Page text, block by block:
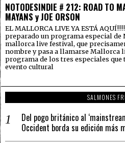
NOTODESINDIE # 212: ROAD TO
MAYANS y JOE ORSON
EL MALLORCA LIVE YA ESTÁ
preparado un programa especial de
mallorca live festival, que
nombre y pasa a llamarse Mallorca
programa de los tres especiales
evento cultural
SALMONES
Del pogo británico al
Occident borda su edición más